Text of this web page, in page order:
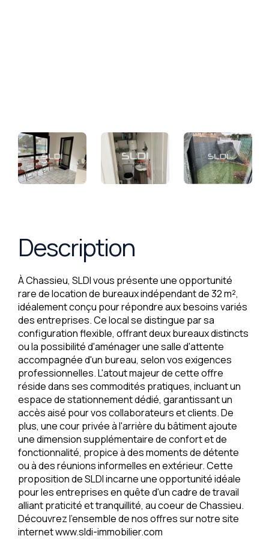
Description
À Chassieu, SLDI vous présente une opportunité
rare de location de bureaux indépendant de 32 m²,
idéalement conçu pour répondre aux besoins variés
des entreprises. Ce local se distingue par sa
configuration flexible, offrant deux bureaux distincts
ou la possibilité d'aménager une salle d'attente
accompagnée d'un bureau, selon vos exigences
professionnelles. L'atout majeur de cette offre
réside dans ses commodités pratiques, incluant un
espace de stationnement dédié, garantissant un
accès aisé pour vos collaborateurs et clients. De
plus, une cour privée à l'arrière du bâtiment ajoute
une dimension supplémentaire de confort et de
fonctionnalité, propice à des moments de détente
ou à des réunions informelles en extérieur. Cette
proposition de SLDI incarne une opportunité idéale
pour les entreprises en quête d'un cadre de travail
alliant praticité et tranquillité, au coeur de Chassieu.
Découvrez l'ensemble de nos offres sur notre site
internet www.sldi-immobilier.com